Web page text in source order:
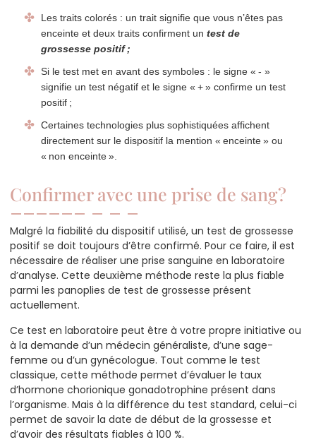
Les traits colorés : un trait signifie que vous n’êtes pas
enceinte et deux traits confirment un test de
grossesse positif ;
Si le test met en avant des symboles : le signe « - »
signifie un test négatif et le signe « + » confirme un test
positif ;
Certaines technologies plus sophistiquées affichent
directement sur le dispositif la mention « enceinte » ou
« non enceinte ».
Confirmer avec une prise de sang ?
Malgré la fiabilité du dispositif utilisé, un test de grossesse
positif se doit toujours d’être confirmé. Pour ce faire, il est
nécessaire de réaliser une prise sanguine en laboratoire
d’analyse. Cette deuxième méthode reste la plus fiable
parmi les panoplies de test de grossesse présent
actuellement.
Ce test en laboratoire peut être à votre propre initiative ou
à la demande d’un médecin généraliste, d’une sage-
femme ou d’un gynécologue. Tout comme le test
classique, cette méthode permet d’évaluer le taux
d’hormone chorionique gonadotrophine présent dans
l’organisme. Mais à la différence du test standard, celui-ci
permet de savoir la date de début de la grossesse et
d’avoir des résultats fiables à 100 %.